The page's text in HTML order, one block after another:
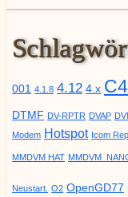
001 4.1.8 4.12 4.x
DTMF DV-RPTR DVAP
Modem Hotspot Icom
MMDVM HAT
Neustart. O2 OpenGD77